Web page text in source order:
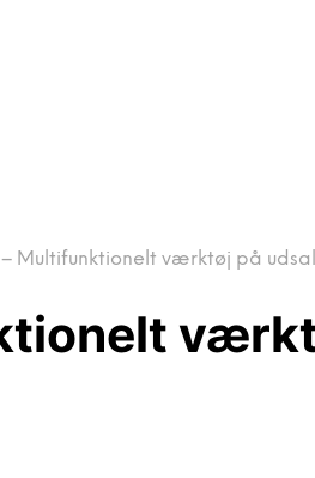
Multifunktionelt værktøj på